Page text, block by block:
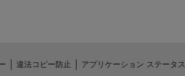
違法コピー防止 アプリケーション ステータス